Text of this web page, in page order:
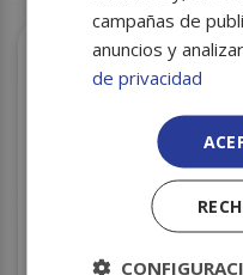
campañas de
anuncios y
de privacidad